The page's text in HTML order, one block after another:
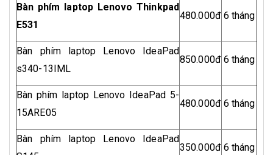
Bàn phím laptop Lenovo Thinkpad
E531
480.000đ 6 tháng
Bàn phím laptop Lenovo IdeaPad
s340-13IML
850.000đ 6 tháng
Bàn phím laptop Lenovo IdeaPad 5-
15ARE05
480.000đ 6 tháng
Bàn phím laptop Lenovo IdeaPad
350.000đ 6 tháng